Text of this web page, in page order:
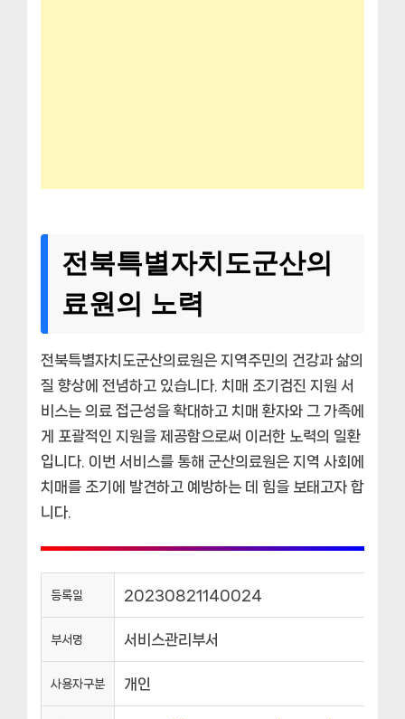
전북특별자치도군산의
료원의 노력
전북특별자치도군산의료원은 지역주민의 건강과 삶의
질 향상에 전념하고 있습니다. 치매 조기검진 지원 서
비스는 의료 접근성을 확대하고 치매 환자와 그 가족에
게 포괄적인 지원을 제공함으로써 이러한 노력의 일환
입니다. 이번 서비스를 통해 군산의료원은 지역 사회에
치매를 조기에 발견하고 예방하는 데 힘을 보태고자 합
니다.
등록일 20230821140024
부서명 서비스관리부서
사용자구분 개인